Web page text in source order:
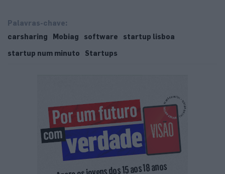
Palavras-chave:
carsharing
Mobiag software
startup lisboa
startup num minuto
Startups